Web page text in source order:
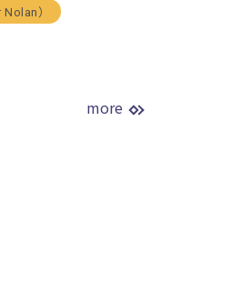
）
more